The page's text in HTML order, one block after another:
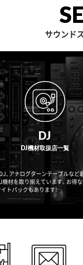
サウンド
DJ
DJ機材取扱店一覧
、アナログターンテーブルなど
機材を取り揃えています。お得
イトパックもあります!